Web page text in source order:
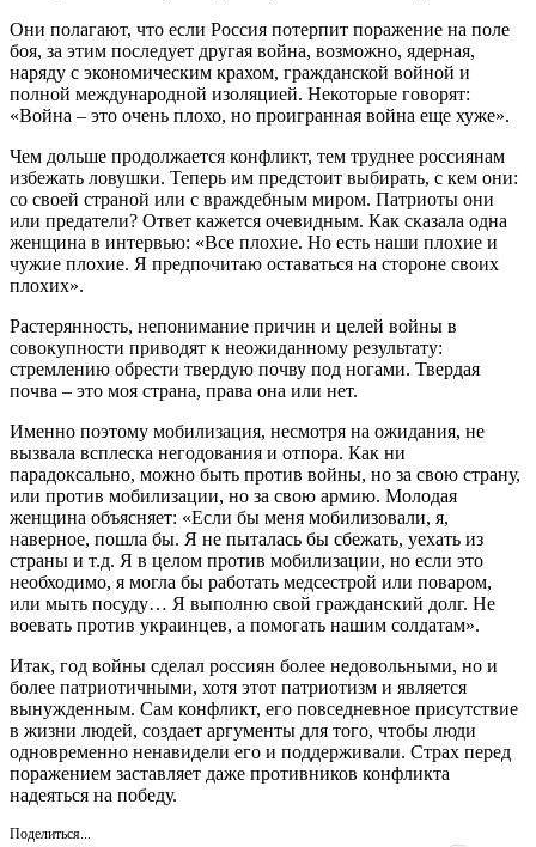
Они полагают, что если Россия потерпит поражение на поле
боя, за этим последует другая война, возможно, ядерная,
наряду с экономическим крахом, гражданской войной и
полной международной изоляцией. Некоторые говорят:
«Война – это очень плохо, но проигранная война еще хуже».
Чем дольше продолжается конфликт, тем труднее россиянам
избежать ловушки. Теперь им предстоит выбирать, с кем они:
со своей страной или с враждебным миром. Патриоты они
или предатели? Ответ кажется очевидным. Как сказала одна
женщина в интервью: «Все плохие. Но есть наши плохие и
чужие плохие. Я предпочитаю оставаться на стороне своих
плохих».
Растерянность, непонимание причин и целей войны в
совокупности приводят к неожиданному результату:
стремлению обрести твердую почву под ногами. Твердая
почва – это моя страна, права она или нет.
Именно поэтому мобилизация, несмотря на ожидания, не
вызвала всплеска негодования и отпора. Как ни
парадоксально, можно быть против войны, но за свою страну,
или против мобилизации, но за свою армию. Молодая
женщина объясняет: «Если бы меня мобилизовали, я,
наверное, пошла бы. Я не пыталась бы сбежать, уехать из
страны и т.д. Я в целом против мобилизации, но если это
необходимо, я могла бы работать медсестрой или поваром,
или мыть посуду… Я выполню свой гражданский долг. Не
воевать против украинцев, а помогать нашим солдатам».
Итак, год войны сделал россиян более недовольными, но и
более патриотичными, хотя этот патриотизм и является
вынужденным. Сам конфликт, его повседневное присутствие
в жизни людей, создает аргументы для того, чтобы люди
одновременно ненавидели его и поддерживали. Страх перед
поражением заставляет даже противников конфликта
надеяться на победу.
Поделиться...